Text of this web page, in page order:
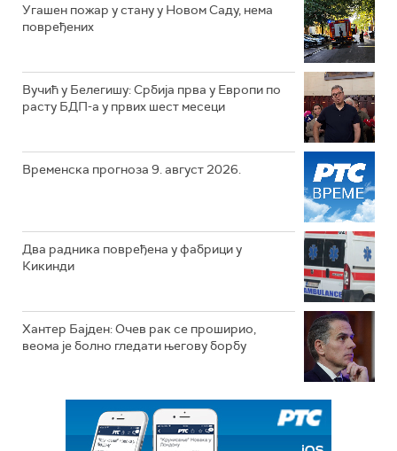
Угашен пожар у стану у Новом Саду, нема
повређених
Вучић у Белегишу: Србија прва у Европи по
расту БДП-а у првих шест месеци
Временска прогноза 9. август 2026.
Два радника повређена у фабрици у
Кикинди
Хантер Бајден: Очев рак се проширио,
веома је болно гледати његову борбу